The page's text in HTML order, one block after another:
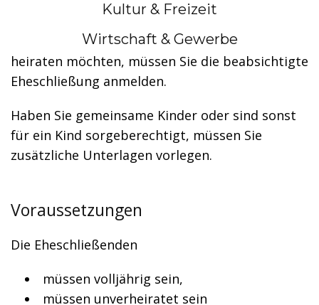
Kultur & Freizeit
Wirtschaft & Gewerbe
Wenn Sie und Ihr Partner oder Ihre Partnerin
heiraten möchten, müssen Sie die beabsichtigte
Eheschließung anmelden.
Haben Sie gemeinsame Kinder oder sind sonst
für ein Kind sorgeberechtigt, müssen Sie
zusätzliche Unterlagen vorlegen.
Voraussetzungen
Die Eheschließenden
müssen volljährig sein,
müssen unverheiratet sein